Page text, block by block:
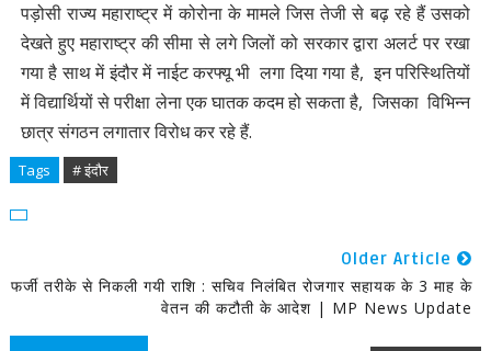
पड़ोसी राज्य महाराष्ट्र में कोरोना के मामले जिस तेजी से बढ़ रहे हैं उसको
देखते हुए महाराष्ट्र की सीमा से लगे जिलों को सरकार द्वारा अलर्ट पर रखा
गया है साथ में इंदौर में नाईट करफ्यू भी लगा दिया गया है, इन परिस्थितियों
में विद्यार्थियों से परीक्षा लेना एक घातक कदम हो सकता है, जिसका विभिन्न
छात्र संगठन लगातार विरोध कर रहे हैं.
Tags # इंदौर
Older Article
फर्जी तरीके से निकली गयी राशि : सचिव निलंबित रोजगार सहायक के 3 माह के
वेतन की कटौती के आदेश | MP News Update